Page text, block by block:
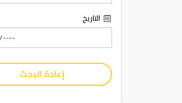
التاريخ
إعادة البحث